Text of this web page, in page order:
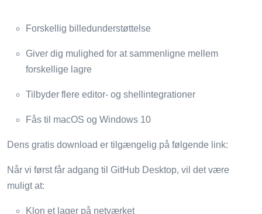
Forskellig billedunderstøttelse
Giver dig mulighed for at sammenligne mellem
forskellige lagre
Tilbyder flere editor- og shellintegrationer
Fås til macOS og Windows 10
Dens gratis download er tilgængelig på følgende link:
Når vi først får adgang til GitHub Desktop, vil det være
muligt at:
Klon et lager på netværket